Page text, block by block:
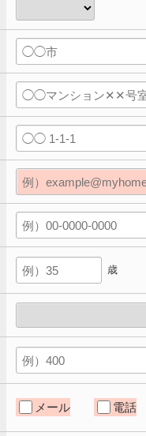
歳
メール 電話